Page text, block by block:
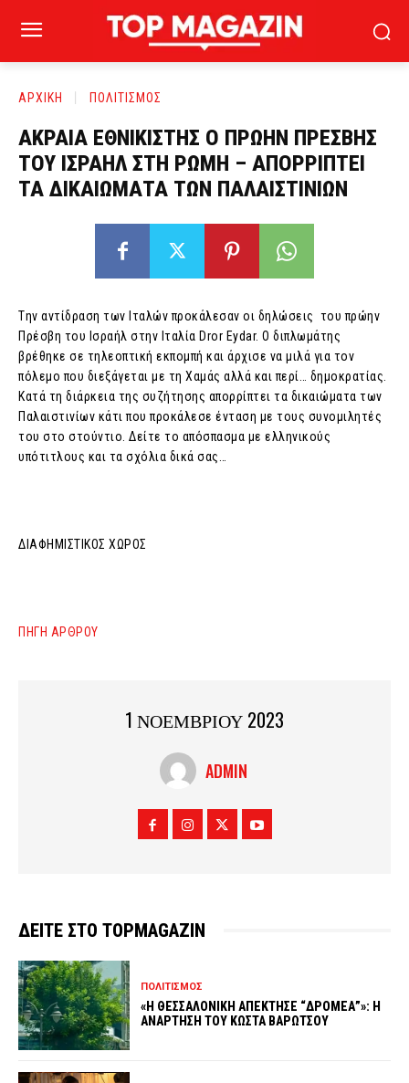
ΑΡΧΙΚΗ ΠΟΛΙΤΙΣΜΟΣ
ΑΚΡΑΙΑ ΕΘΝΙΚΙΣΤΗΣ Ο ΠΡΩΗΝ ΠΡΕΣΒΗΣ
ΤΟΥ ΙΣΡΑΗΛ ΣΤΗ ΡΩΜΗ – ΑΠΟΡΡΙΠΤΕΙ
ΤΑ ΔΙΚΑΙΩΜΑΤΑ ΤΩΝ ΠΑΛΑΙΣΤΙΝΙΩΝ
Tην αντίδραση των Ιταλών προκάλεσαν οι δηλώσεις του πρώην
Πρέσβη του Ισραήλ στην Ιταλία Dror Eydar. Ο διπλωμάτης
βρέθηκε σε τηλεοπτική εκπομπή και άρχισε να μιλά για τον
πόλεμο που διεξάγεται με τη Χαμάς αλλά και περί… δημοκρατίας.
Κατά τη διάρκεια της συζήτησης απορρίπτει τα δικαιώματα των
Παλαιστινίων κάτι που προκάλεσε ένταση με τους συνομιλητές
του στο στούντιο. Δείτε το απόσπασμα με ελληνικούς
υπότιτλους και τα σχόλια δικά σας…
ΔΙΑΦΗΜΙΣΤΙΚΟΣ ΧΩΡΟΣ
ΠΗΓΗ ΑΡΘΡΟΥ
1 ΝΟΕΜΒΡΙΟΥ 2023
ADMIN
ΔΕΙΤΕ ΣΤΟ TOPMAGAZIN
ΠΟΛΙΤΙΣΜΟΣ
«Η ΘΕΣΣΑΛΟΝΙΚΗ ΑΠΕΚΤΗΣΕ “ΔΡΟΜΕΑ”»: Η
ΑΝΑΡΤΗΣΗ ΤΟΥ ΚΩΣΤΑ ΒΑΡΩΤΣΟΥ